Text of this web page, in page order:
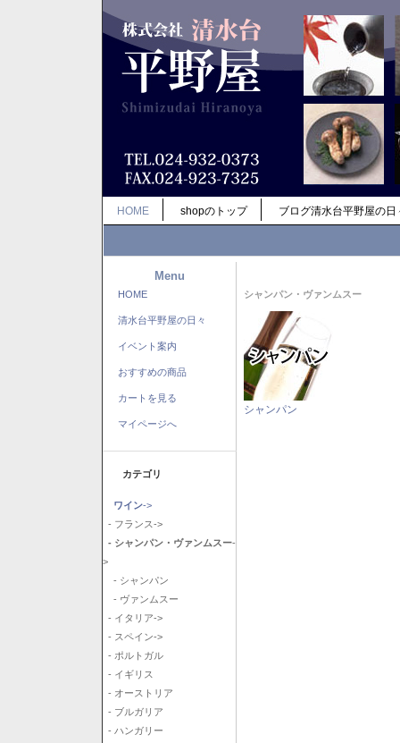
HOME shopのトップ ブログ清水台平野屋の日
Menu
HOME
清水台平野屋の日々
イベント案内
おすすめの商品
カートを見る
マイページへ
カテゴリ
ワイン->
- フランス->
- シャンパン・ヴァンムスー-
>
- シャンパン
- ヴァンムスー
- イタリア->
- スペイン->
- ポルトガル
- イギリス
- オーストリア
- ブルガリア
- ハンガリー
シャンパン・ヴァンムスー
シャンパン